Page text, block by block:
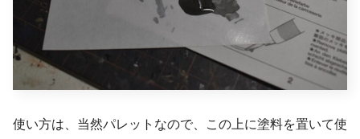
使い方は、当然パレットなので、この上に塗料を置いて使